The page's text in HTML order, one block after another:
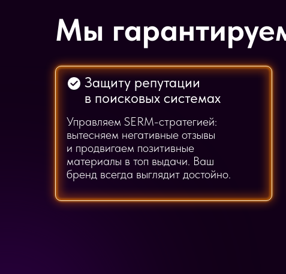
Мы
Защиту репутации
в поисковых системах
Управляем SERM-стратегией:
вытесняем негативные отзывы
и продвигаем позитивные
материалы в топ выдачи. Ваш
бренд всегда выглядит достойно.